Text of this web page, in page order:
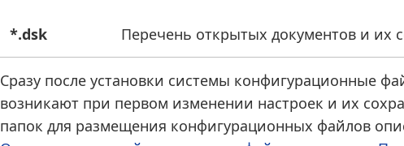
*.dsk Перечень открытых документов и их
Сразу после установки системы конфигурационные
возникают при первом изменении настроек и их
папок для размещения конфигурационных файлов